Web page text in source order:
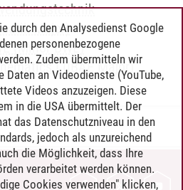
Major)
(Minor BWL)
I (IBAE Major)
durch den Analysedienst Google
personenbezogene
Zudem übermitteln wir
Daten an Videodienste (YouTube,
Videos anzuzeigen. Diese
in die USA übermittelt. Der
das Datenschutzniveau in den
jedoch als unzureichend
die Möglichkeit, dass Ihre
verarbeitet werden können.
Cookies verwenden" klicken,